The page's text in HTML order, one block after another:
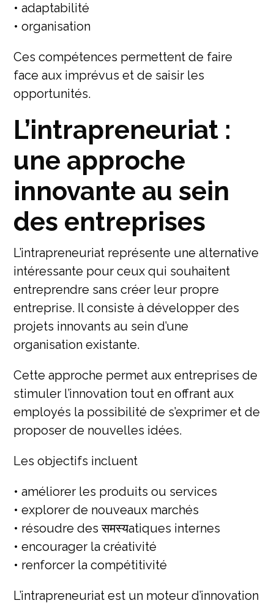
• adaptabilité
• organisation
Ces compétences permettent de faire
face aux imprévus et de saisir les
opportunités.
L’intrapreneuriat :
une approche
innovante au sein
des entreprises
L’intrapreneuriat représente une alternative
intéressante pour ceux qui souhaitent
entreprendre sans créer leur propre
entreprise. Il consiste à développer des
projets innovants au sein d’une
organisation existante.
Cette approche permet aux entreprises de
stimuler l’innovation tout en offrant aux
employés la possibilité de s’exprimer et de
proposer de nouvelles idées.
Les objectifs incluent
• améliorer les produits ou services
• explorer de nouveaux marchés
• résoudre des समस्यatiques internes
• encourager la créativité
• renforcer la compétitivité
L’intrapreneuriat est un moteur d’innovation